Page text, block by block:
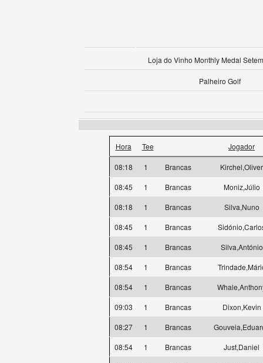
Loja do Vinho Monthly Medal
Palheiro Golf
Hora Tee Jogador
08:18 1 Brancas
Kirchel,Oliver
08:45
1 Brancas
Moniz,Júlio
08:18
1 Brancas
Silva,Nuno
08:45
1 Brancas
08:45
1 Brancas
Silva,António
08:54
1 Brancas
08:54
1 Brancas
09:03
1 Brancas
Dixon,Kevin
08:27
1 Brancas
08:54
1 Brancas
Just,Daniel